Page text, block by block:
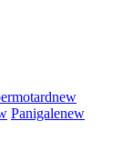
new
Panigalenew